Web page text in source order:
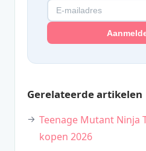
Gerelateerde artikelen
Teenage Mutant Ninja
kopen 2026